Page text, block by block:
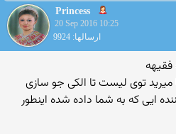
Princess
20 Sep 2016 10:25
ارسالها: 9924
توی لیست تا الکی جو سازی
ایی که به شما داده شده اینطور